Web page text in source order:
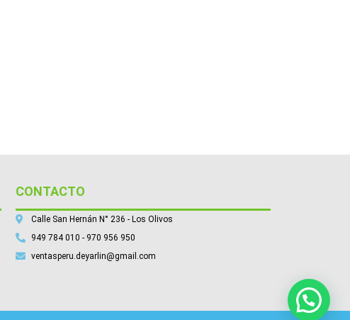
CONTACTO
Calle San Hernán N° 236 - Los Olivos
949 784 010 - 970 956 950
ventasperu.deyarlin@gmail.com